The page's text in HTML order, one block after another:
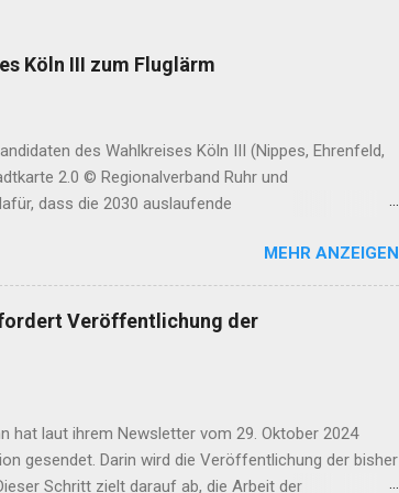
Köln III zum Fluglärm
des Wahlkreises Köln III (Nippes, Ehrenfeld,
2.0 © Regionalverband Ruhr und
dass die 2030 auslaufende
drei Sätzen: Wo steht der Flughafen Köln-Bonn im
abgebildete Reihenfolge der Kandidatinnen und
Direkt zu den Parteien: CDU | SPD | FDP | AfD |
| Internationale Liste/MLPD | dieBasis | Volt |
MEHR ANZEIGEN
Veröffentlichung der
hat laut ihrem Newsletter vom 29. Oktober 2024
gesendet. Darin wird die Veröffentlichung der bisher
Schritt zielt darauf ab, die Arbeit der